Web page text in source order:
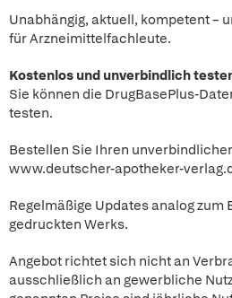
Unabhängig, aktuell, kompetent –
für Arzneimittelfachleute.
Kostenlos und unverbindlich
Sie können die DrugBasePlus-
testen.
Bestellen Sie Ihren
www.deutscher-apotheker-
Regelmäßige Updates analog zum
gedruckten Werks.
Angebot richtet sich nicht an
ausschließlich an gewerbliche